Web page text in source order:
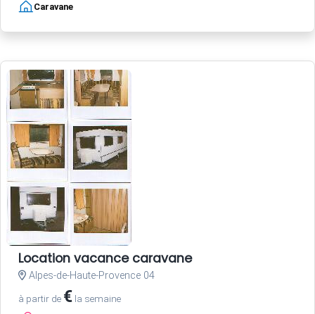
Caravane
Location vacance caravane
Alpes-de-Haute-Provence 04
à partir de € la semaine